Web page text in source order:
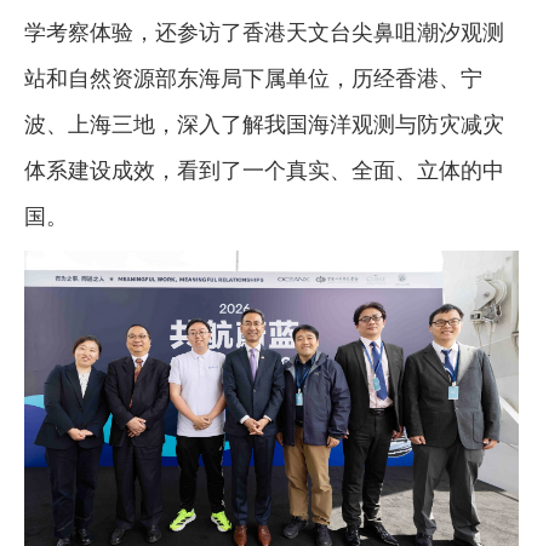
学考察体验，还参访了香港天文台尖鼻咀潮汐观测
站和自然资源部东海局下属单位，历经香港、宁
波、上海三地，深入了解我国海洋观测与防灾减灾
体系建设成效，看到了一个真实、全面、立体的中
国。